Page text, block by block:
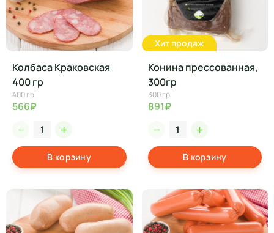
Колбаса Краковская
400 гр
400 гр
566₽
В корзину
Хит продаж
Конина прессованная,
300гр
300 гр
891₽
В корзину